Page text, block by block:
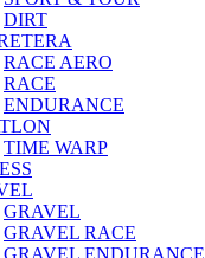
DIRT
RACE AERO
RACE
ENDURANCE
TIME WARP
GRAVEL
GRAVEL RACE
GRAVEL ENDURANCE